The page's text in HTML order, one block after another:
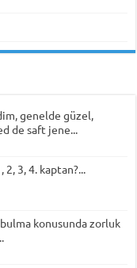
genelde güzel,
de saft jene...
2, 3, 4. kaptan?...
konusunda zorluk